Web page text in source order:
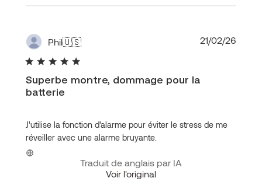
Phil🇺🇸
Superbe montre, dommage pour la
batterie
J'utilise la fonction d'alarme pour éviter le stress de me
réveiller avec une alarme bruyante.
Traduit de anglais par IA
Voir l'original
21/02/26